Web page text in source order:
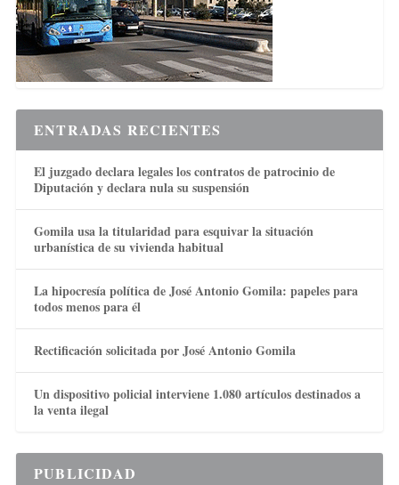
ENTRADAS RECIENTES
El juzgado declara legales los contratos de patrocinio de
Diputación y declara nula su suspensión
Gomila usa la titularidad para esquivar la situación
urbanística de su vivienda habitual
La hipocresía política de José Antonio Gomila: papeles para
todos menos para él
Rectificación solicitada por José Antonio Gomila
Un dispositivo policial interviene 1.080 artículos destinados a
la venta ilegal
PUBLICIDAD